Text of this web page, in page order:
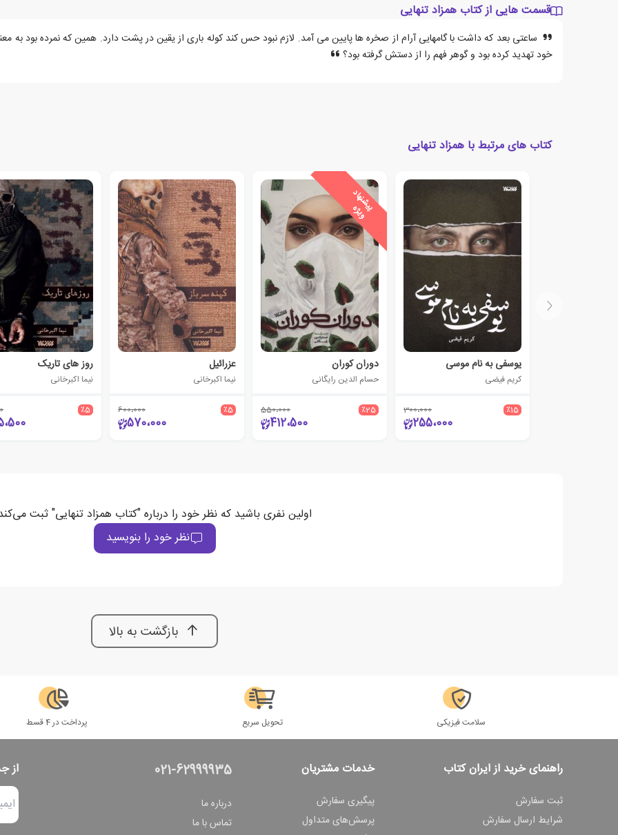
قسمت هایی از کتاب همزاد تنهایی
ساعتی بعد که داشت با گامهایی آرام از صخره ها پایین می آمد. لازم نبود حس کند کوله باری از یقین در پشت دارد. همین که نمرده بود به
خود تهدید کرده بود و گوهر فهم را از دستش گرفته بود؟
کتاب های مرتبط با همزاد تنهایی
یوسفی به نام موسی
کریم فیضی
٪15 300،000
255،000
پ
ی
ش
ن
ه
ا
د
و
ی
ژ
ه
دوران کوران
حسام الدین رایگانی
٪25 550،000
412،500
عزرائیل
نیما اکبرخانی
٪5 600،000
570،000
روز های تاریک
نیما اکبرخانی
٪5
اولین نفری باشید که نظر خود را درباره "کتاب همزاد تنهایی" ثبت
نظر خود را بنویسید
بازگشت به بالا
سلامت فیزیکی تحویل سریع پرداخت در 4 قسط
راهنمای خرید از ایران کتاب
ثبت سفارش
شرایط ارسال سفارش
خدمات مشتریان
پیگیری سفارش
پرسش‌های متداول
021-62999935
درباره ما
تماس با ما
از